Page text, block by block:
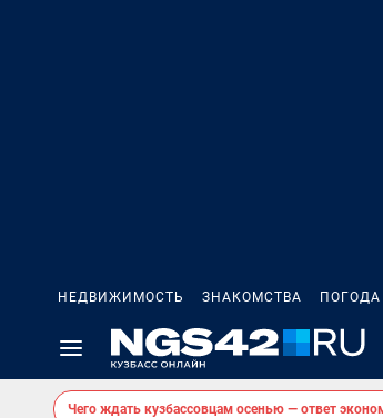
НЕДВИЖИМОСТЬ ЗНАКОМСТВА ПОГОДА
Чего ждать кузбассовцам осенью — ответ